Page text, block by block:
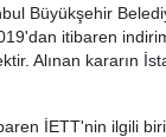
Büyükşehir
itibaren
Alınan kararın
İETT'nin ilgili